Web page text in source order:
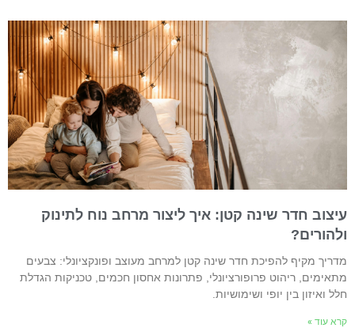
חדר שינה קטן: איך ליצור מרחב נוח לתינוק
מקיף להפיכת חדר שינה קטן למרחב מעוצב ופונקציונלי: צבעים
ריהוט פרופורציונלי, פתרונות אחסון חכמים, טכניקות הגדלת
ואיזון בין יופי ושימושיות.
עוד »